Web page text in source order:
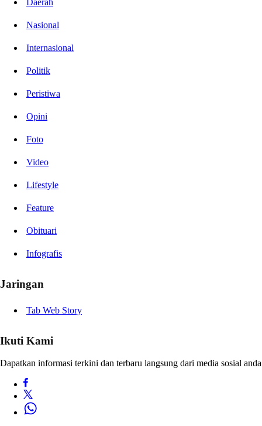
Nasional
Internasional
Politik
Peristiwa
Opini
Foto
Video
Lifestyle
Feature
Obituari
Infografis
Jaringan
Tab Web Story
Ikuti Kami
Dapatkan informasi terkini dan terbaru langsung dari media sosial anda